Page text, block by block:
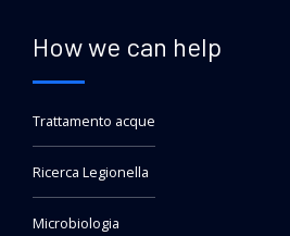
How we can help
Trattamento acque
Ricerca Legionella
Microbiologia